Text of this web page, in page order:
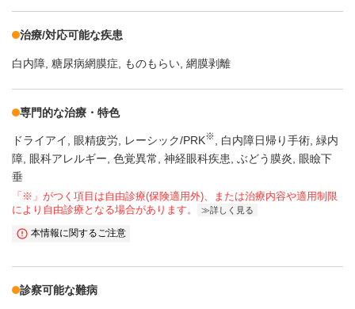
治療/対応可能な疾患
白内障 糖尿病網膜症 ものもらい 網膜剥離
専門的な治療・特色
ドライアイ 眼精疲労 レーシック/PRK※ 白内障日帰り手術 緑内
障 眼科アレルギー 色覚異常 神経眼科疾患 ぶどう膜炎
眼瞼下
垂
「※」がつく項目は自由診療(保険適用外)、または治療内容や適用制限
により自由診療となる場合があります。
詳しく見る
本情報に関するご注意
診察可能な難病